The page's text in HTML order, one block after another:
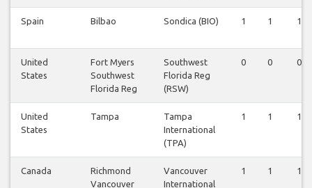
Spain Bilbao Sondica (BIO) 1 1 1
United
States
Fort Myers
Southwest
Florida Reg
Southwest
Florida Reg
(RSW)
0 0 0
United
States
Tampa
Tampa
International
(TPA)
1 1 1
Canada
Richmond
Vancouver
Vancouver
International
1 1 1